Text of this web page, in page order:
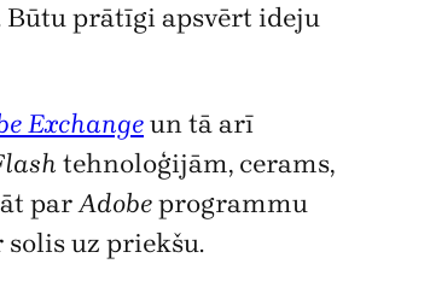
Būtu prātīgi apsvērt ideju
Exchangeun tā arī
tehnoloģijām, cerams,
parAdobeprogrammu
uz priekšu.